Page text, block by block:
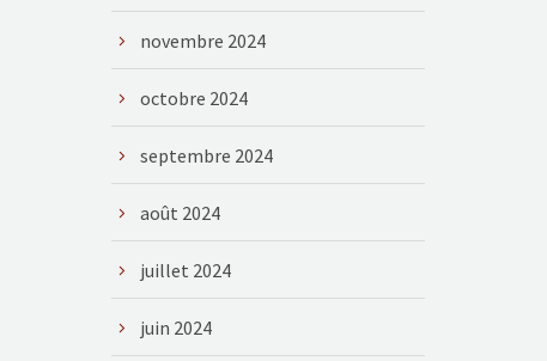
novembre 2024
octobre 2024
septembre 2024
août 2024
juillet 2024
juin 2024